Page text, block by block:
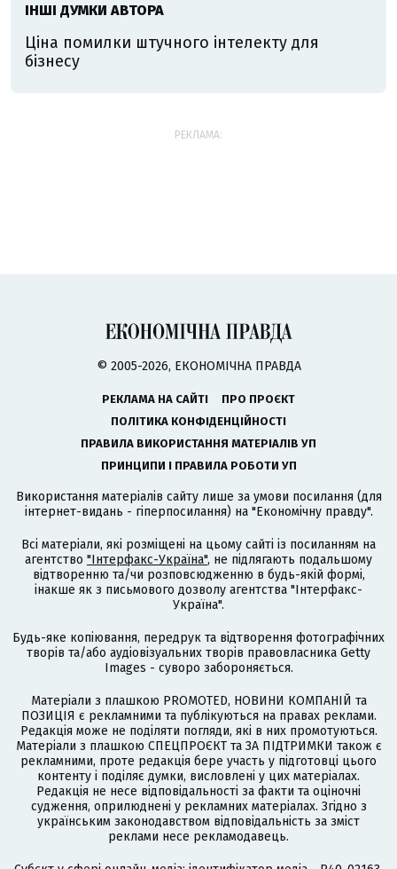
ІНШІ ДУМКИ АВТОРА
Ціна помилки штучного інтелекту для
бізнесу
РЕКЛАМА:
© 2005-2026, ЕКОНОМІЧНА ПРАВДА
РЕКЛАМА НА САЙТІ
ПРО ПРОЄКТ
ПОЛІТИКА КОНФІДЕНЦІЙНОСТІ
ПРАВИЛА ВИКОРИСТАННЯ МАТЕРІАЛІВ УП
ПРИНЦИПИ І ПРАВИЛА РОБОТИ УП
Використання матеріалів сайту лише за умови посилання (для
інтернет-видань - гіперпосилання) на "Економічну правду".
Всі матеріали, які розміщені на цьому сайті із посиланням на
агентство "Інтерфакс-Україна", не підлягають подальшому
відтворенню та/чи розповсюдженню в будь-якій формі,
інакше як з письмового дозволу агентства "Інтерфакс-
Україна".
Будь-яке копіювання, передрук та відтворення фотографічних
творів та/або аудіовізуальних творів правовласника Getty
Images - суворо забороняється.
Матеріали з плашкою PROMOTED, НОВИНИ КОМПАНІЙ та
ПОЗИЦІЯ є рекламними та публікуються на правах реклами.
Редакція може не поділяти погляди, які в них промотуються.
Матеріали з плашкою СПЕЦПРОЄКТ та ЗА ПІДТРИМКИ також є
рекламними, проте редакція бере участь у підготовці цього
контенту і поділяє думки, висловлені у цих матеріалах.
Редакція не несе відповідальності за факти та оціночні
судження, оприлюднені у рекламних матеріалах. Згідно з
українським законодавством відповідальність за зміст
реклами несе рекламодавець.